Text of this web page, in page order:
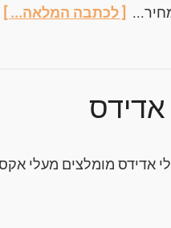
[ לכתבה המלאה... ]
אדידס מומלצים מעלי